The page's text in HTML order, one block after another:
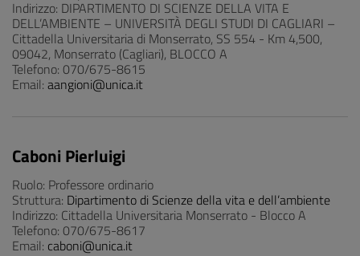
Indirizzo: DIPARTIMENTO DI SCIENZE DELLA VITA E
DELL’AMBIENTE – UNIVERSITÀ DEGLI STUDI DI CAGLIARI –
Cittadella Universitaria di Monserrato, SS 554 - Km 4,500,
09042, Monserrato (Cagliari), BLOCCO A
Telefono: 070/675-8615
Email: aangioni@unica.it
Caboni Pierluigi
Ruolo: Professore ordinario
Struttura: Dipartimento di Scienze della vita e dell’ambiente
Indirizzo: Cittadella Universitaria Monserrato - Blocco A
Telefono: 070/675-8617
Email: caboni@unica.it